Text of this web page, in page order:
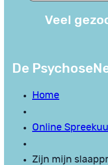
Veel
De
Home
Online
Zijn mijn